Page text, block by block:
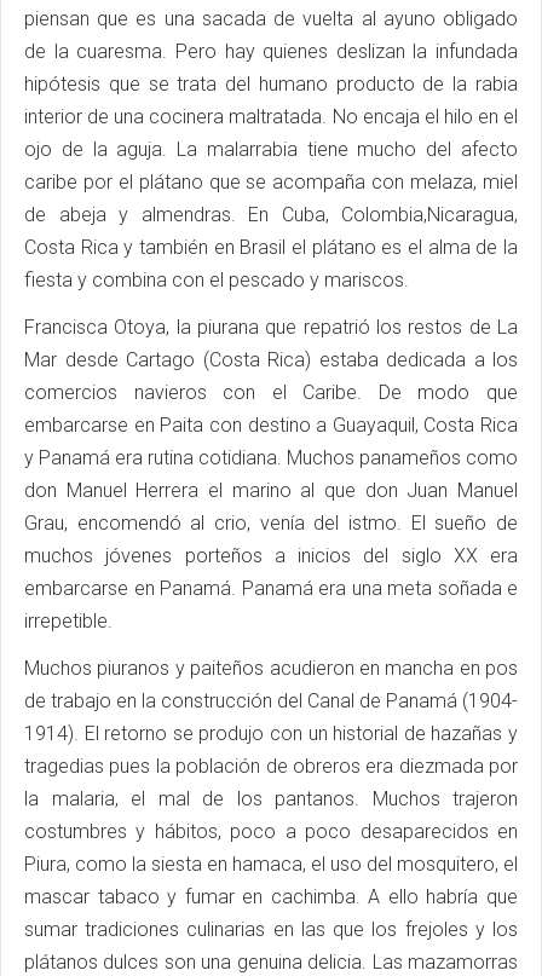
piensan que es una sacada de vuelta al ayuno obligado
de la cuaresma. Pero hay quienes deslizan la infundada
hipótesis que se trata del humano producto de la rabia
interior de una cocinera maltratada. No encaja el hilo en el
ojo de la aguja. La malarrabia tiene mucho del afecto
caribe por el plátano que se acompaña con melaza, miel
de abeja y almendras. En Cuba, Colombia,Nicaragua,
Costa Rica y también en Brasil el plátano es el alma de la
fiesta y combina con el pescado y mariscos.
Francisca Otoya, la piurana que repatrió los restos de La
Mar desde Cartago (Costa Rica) estaba dedicada a los
comercios navieros con el Caribe. De modo que
embarcarse en Paita con destino a Guayaquil, Costa Rica
y Panamá era rutina cotidiana. Muchos panameños como
don Manuel Herrera el marino al que don Juan Manuel
Grau, encomendó al crio, venía del istmo. El sueño de
muchos jóvenes porteños a inicios del siglo XX era
embarcarse en Panamá. Panamá era una meta soñada e
irrepetible.
Muchos piuranos y paiteños acudieron en mancha en pos
de trabajo en la construcción del Canal de Panamá (1904-
1914). El retorno se produjo con un historial de hazañas y
tragedias pues la población de obreros era diezmada por
la malaria, el mal de los pantanos. Muchos trajeron
costumbres y hábitos, poco a poco desaparecidos en
Piura, como la siesta en hamaca, el uso del mosquitero, el
mascar tabaco y fumar en cachimba. A ello habría que
sumar tradiciones culinarias en las que los frejoles y los
plátanos dulces son una genuina delicia. Las mazamorras